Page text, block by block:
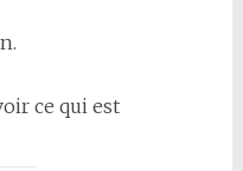
ce qui est